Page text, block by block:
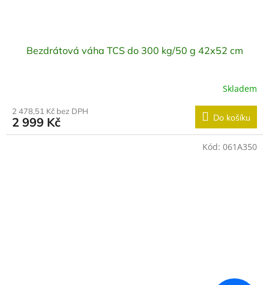
Bezdrátová váha TCS do 300 kg/50 g 42x52 cm
Skladem
2 478,51 Kč bez DPH
2 999 Kč Do košíku
Kód: 061A350